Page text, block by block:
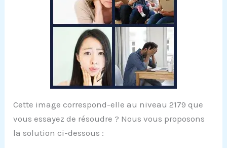
Cette image correspond-elle au niveau 2179 que
vous essayez de résoudre ? Nous vous proposons
la solution ci-dessous :